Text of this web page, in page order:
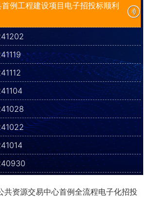
例工程建设项目电子招投标顺利
资源交易中心首例全流程电子化招投